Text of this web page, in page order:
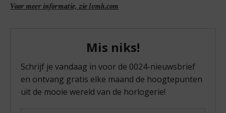
Voor meer informatie, zie lvmh.com